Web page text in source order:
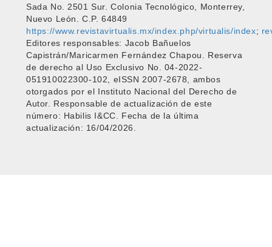
Sada No. 2501 Sur. Colonia Tecnológico, Monterrey,
Nuevo León. C.P. 64849
https://www.revistavirtualis.mx/index.php/virtualis/index;
Editores responsables: Jacob Bañuelos
Capistrán/Maricarmen Fernández Chapou. Reserva
de derecho al Uso Exclusivo No. 04-2022-
051910022300-102, eISSN 2007-2678, ambos
otorgados por el Instituto Nacional del Derecho de
Autor. Responsable de actualización de este
número: Habilis I&CC. Fecha de la última
actualización: 16/04/2026.